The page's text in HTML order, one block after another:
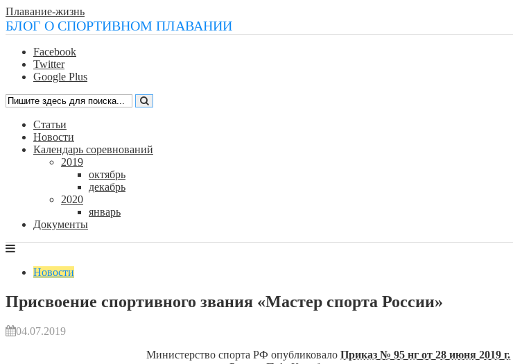
Плавание-жизнь
БЛОГ О СПОРТИВНОМ ПЛАВАНИИ
Facebook
Twitter
Google Plus
Статьи
Новости
Календарь соревнований
2019
октябрь
декабрь
2020
январь
Документы
Новости
Присвоение спортивного звания «Мастер спорта России»
04.07.2019
Министерство спорта РФ опубликовалоПриказ № 95 нг от 28 июня 2019 г.